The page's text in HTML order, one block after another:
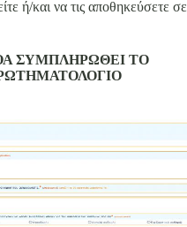
ή/και να τις αποθηκεύσετε σε
ΣΥΜΠΛΗΡΩΘΕΙ ΤΟ